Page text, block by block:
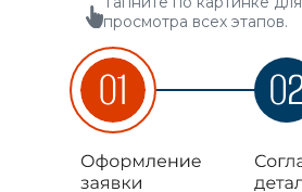
просмотра всех этапов.